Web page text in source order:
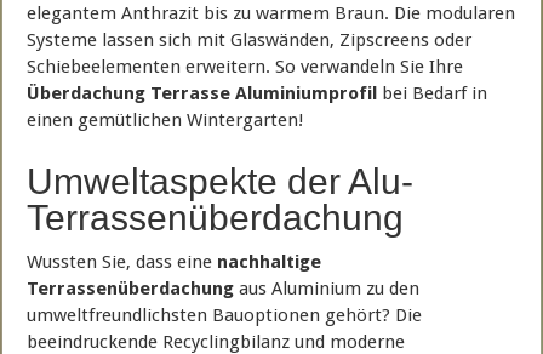
elegantem Anthrazit bis zu warmem Braun. Die modularen
Systeme lassen sich mit Glaswänden, Zipscreens oder
Schiebeelementen erweitern. So verwandeln Sie Ihre
Überdachung Terrasse Aluminiumprofil bei Bedarf in
einen gemütlichen Wintergarten!
Umweltaspekte der Alu-
Terrassenüberdachung
Wussten Sie, dass eine nachhaltige
Terrassenüberdachung aus Aluminium zu den
umweltfreundlichsten Bauoptionen gehört? Die
beeindruckende Recyclingbilanz und moderne